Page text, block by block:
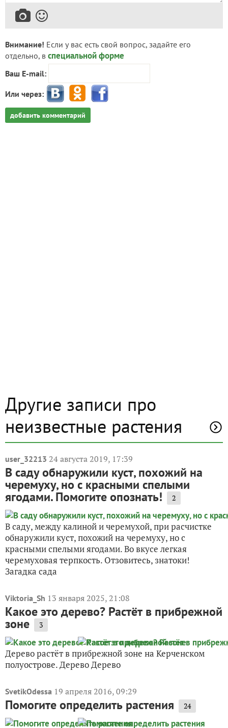
Внимание! Если у вас есть свой вопрос, задайте его
отдельно, в специальной форме
Ваш E-mail:
Или через:
добавить комментарий
Другие записи про
неизвестные растения
user_32213 24 августа 2019, 17:39
В саду обнаружили куст, похожий на
черемуху, но с красными спелыми
ягодами. Помогите опознать! 2
В саду, между калиной и черемухой, при расчистке
обнаружили куст, похожий на черемуху, но с
красными спелыми ягодами. Во вкусе легкая
черемуховая терпкость. Отзовитесь, знатоки!
Загадка сада
Viktoria_Sh 13 января 2025, 21:08
Какое это дерево? Растёт в прибрежной
зоне 3
Дерево растёт в прибрежной зоне на Керченском
полуострове. Дерево Дерево
SvetikOdessa 19 апреля 2016, 09:29
Помогите определить растения 24